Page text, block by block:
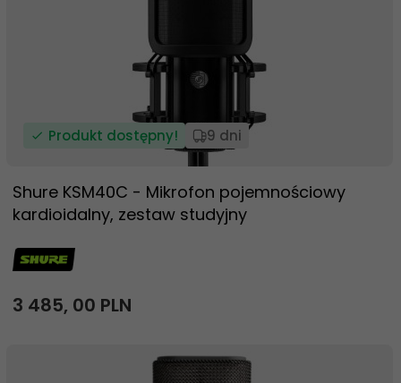
Produkt dostępny! 9 dni
Shure KSM40C - Mikrofon pojemnościowy
kardioidalny, zestaw studyjny
3 485, 00 PLN